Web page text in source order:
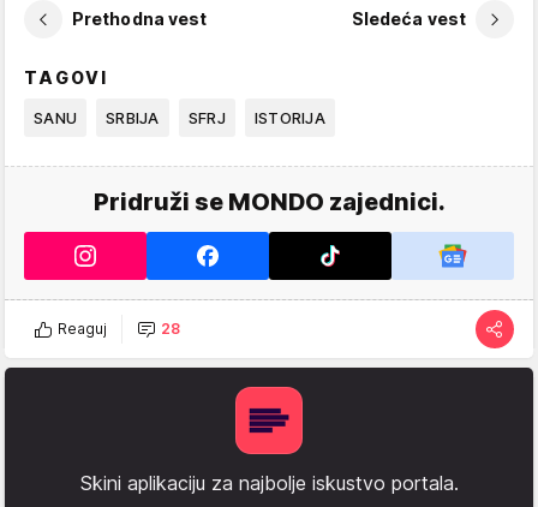
Prethodna vest Sledeća vest
TAGOVI
SANU SRBIJA SFRJ ISTORIJA
Pridruži se MONDO zajednici.
Reaguj 28
Skini aplikaciju za najbolje iskustvo portala.